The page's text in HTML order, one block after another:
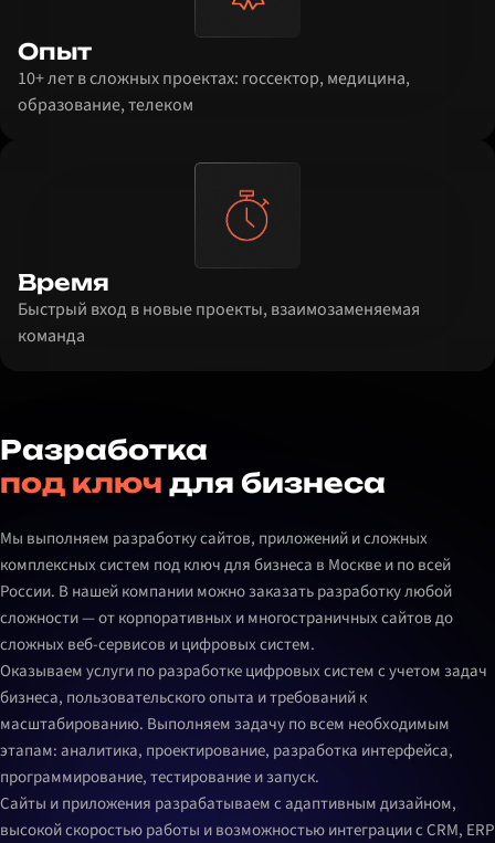
Опыт
10+ лет в сложных проектах: госсектор, медицина,
образование, телеком
Время
Быстрый вход в новые проекты, взаимозаменяемая
команда
Разработка
под ключ для бизнеса
Мы выполняем разработку сайтов, приложений и сложных
комплексных систем под ключ для бизнеса в Москве и по всей
России. В нашей компании можно заказать разработку любой
сложности — от корпоративных и многостраничных сайтов до
сложных веб-сервисов и цифровых систем.
Оказываем услуги по разработке цифровых систем с учетом задач
бизнеса, пользовательского опыта и требований к
масштабированию. Выполняем задачу по всем необходимым
этапам: аналитика, проектирование, разработка интерфейса,
программирование, тестирование и запуск.
Сайты и приложения разрабатываем с адаптивным дизайном,
высокой скоростью работы и возможностью интеграции с CRM, ERP